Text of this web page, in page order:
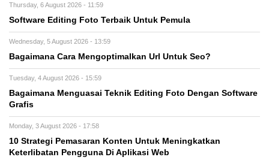
Thursday, 6 August 2026 - 11:59
Software Editing Foto Terbaik Untuk Pemula
Wednesday, 5 August 2026 - 13:59
Bagaimana Cara Mengoptimalkan Url Untuk Seo?
Tuesday, 4 August 2026 - 15:59
Bagaimana Menguasai Teknik Editing Foto Dengan Software
Grafis
Monday, 3 August 2026 - 17:58
10 Strategi Pemasaran Konten Untuk Meningkatkan
Keterlibatan Pengguna Di Aplikasi Web